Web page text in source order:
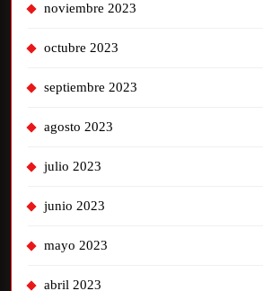
noviembre 2023
octubre 2023
septiembre 2023
agosto 2023
julio 2023
junio 2023
mayo 2023
abril 2023